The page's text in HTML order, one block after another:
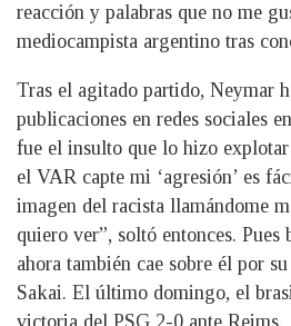
reacción y palabras que no me
mediocampista argentino tras
Tras el agitado partido, Neymar
publicaciones en redes sociales
fue el insulto que lo hizo
el VAR capte mi ‘agresión’ es
imagen del racista llamándome
quiero ver”, soltó entonces. Pues
ahora también cae sobre él por
Sakai. El último domingo, el